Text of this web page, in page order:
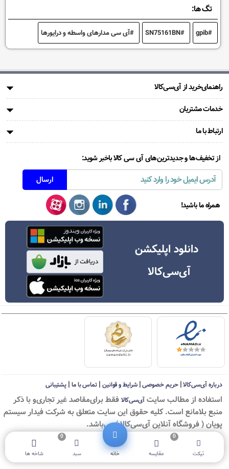
تگ ها:
gpib
SN75161BN آی سی مدارهای واسطه و درایورها
راهنمای‌خرید از آی‌سی‌کالا
خدمات مشتریان
ارتباط با ما
از تخفیف‌ها و جدیدترین‌های آی سی کالا باخبر شوید:
همراه ما باشید!
دانلود اپلیکشن
آی‌سی‌کالا
درباره آی‌سی‌کالا|حریم خصوصی|شرایط و قوانین | تماس با ما| پشتیبانی
استفاده از مطالب سايت آی‌سی‌کالا فقط برای‌مقاصد غیر تجاری‌و با ذکر
منبع بلامانع است. کليه حقوق اين سايت متعلق به شرکت فیدار سیستم
پویان ( فروشگاه آنلاین آی‌سی‌کالا ) می‌باشد.
تیکت مقایسه
0
خانه سبد
0
شاخه ها